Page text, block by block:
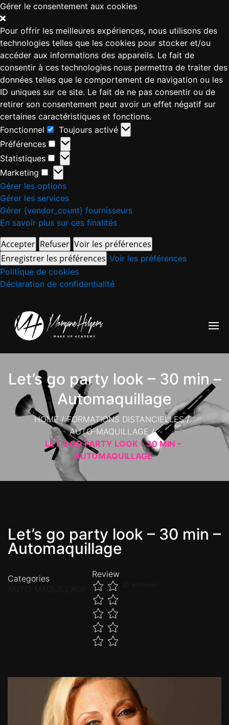
Gérer le consentement aux cookies
Pour offrir les meilleures expériences, nous utilisons des
technologies telles que les cookies pour stocker et/ou
accéder aux informations des appareils. Le fait de
consentir à ces technologies nous permettra de traiter des
données telles que le comportement de navigation ou les
ID uniques sur ce site. Le fait de ne pas consentir ou de
retirer son consentement peut avoir un effet négatif sur
certaines caractéristiques et fonctions.
Fonctionnel
Toujours activé
Préférences
Statistiques
Marketing
Gérer les options
Gérer les services
Gérer {vendor_count} fournisseurs
En savoir plus sur ces finalités
Accepter Refuser Voir les préférences
Enregistrer les préférences Voir les préférences
Politique de cookies
Déclaration de confidentialité
Let’s go party look – 30 min –
Automaquillage
HOME / FORMATIONS DISTANCIELLES /
AUTO-MAQUILLAGE /
LET’S GO PARTY LOOK – 30 MIN –
AUTOMAQUILLAGE
Let’s go party look – 30 min –
Automaquillage
Categories
Review